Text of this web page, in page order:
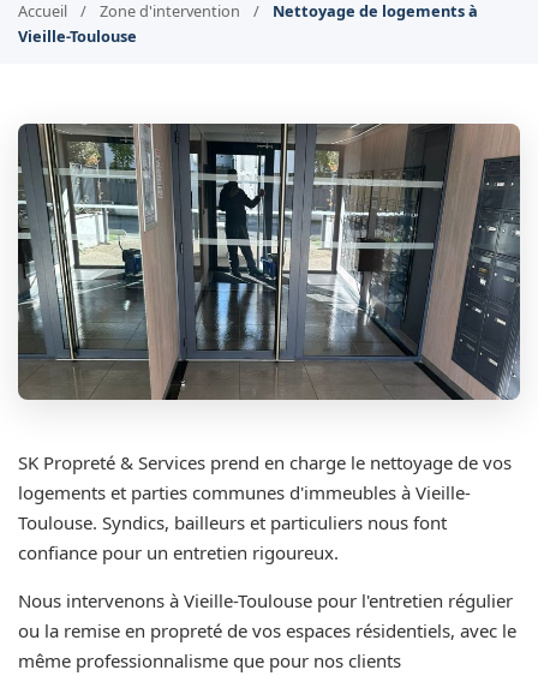
Accueil / Zone d'intervention /
Nettoyage de logements à
Vieille-Toulouse
SK Propreté & Services prend en charge le nettoyage de vos
logements et parties communes d'immeubles à Vieille-
Toulouse. Syndics, bailleurs et particuliers nous font
confiance pour un entretien rigoureux.
Nous intervenons à Vieille-Toulouse pour l'entretien régulier
ou la remise en propreté de vos espaces résidentiels, avec le
même professionnalisme que pour nos clients